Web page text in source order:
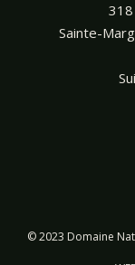
Sainte-
© 2023 Domaine